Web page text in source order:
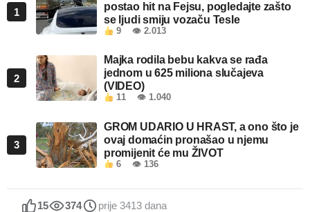
1
postao hit na Fejsu, pogledajte zašto
se ljudi smiju vozaču Tesle
9 👁 2.013
2
Majka rodila bebu kakva se rađa
jednom u 625 miliona slučajeva
(VIDEO)
11 👁 1.040
3
GROM UDARIO U HRAST, a ono što je
ovaj domaćin pronašao u njemu
promijenit će mu ŽIVOT
6 👁 136
15 374 prije 3413 dana